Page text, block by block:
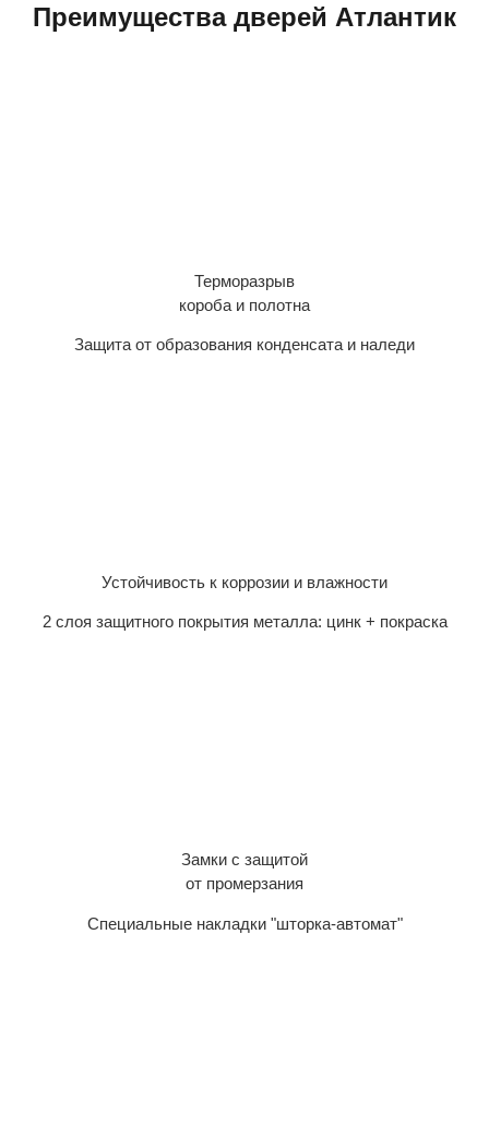
Преимущества дверей Атлантик
Терморазрыв
короба и полотна
Защита от образования конденсата и наледи
Устойчивость к коррозии и влажности
2 слоя защитного покрытия металла: цинк + покраска
Замки с защитой
от промерзания
Специальные накладки "шторка-автомат"